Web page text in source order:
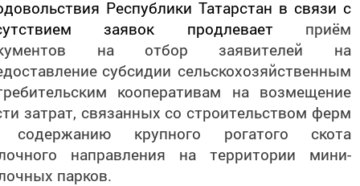
Республики Татарстан в связи с
заявок продлевает приём
на отбор заявителей на
е субсидии сельскохозяйственным
кооперативам на возмещение
затрат, связанных со строительством ферм
содержанию крупного рогатого скота
направления на территории мини-
парков.